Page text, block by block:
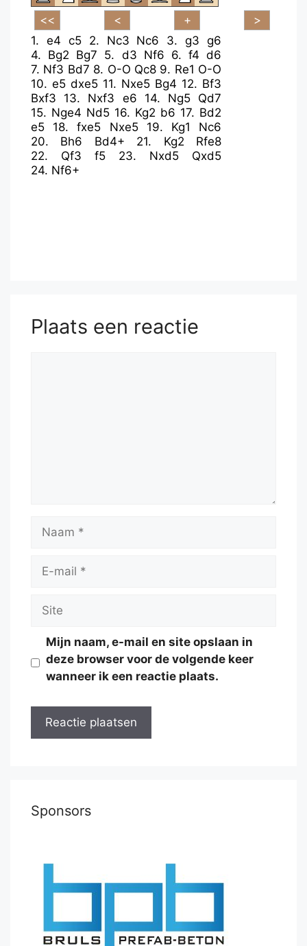
1. e4 c5 2. Nc3 Nc6 3.g3 g6
4. Bg2 Bg7 5. d3 Nf6 6. f4 d6
7. Nf3 Bd7 8. O-O Qc8 9. Re1 O-O
10. e5 dxe5 11. Nxe5 Bg4 12. Bf3
Bxf3
13. Nxf3 e6 14. Ng5
Qd7
15. Nge4 Nd5 16. Kg2 b6 17. Bd2
e5
18.fxe5 Nxe5 19. Kg1
Nc6
20. Bh6 Bd4+ 21. Kg2
Rfe8
22. Qf3 f5 23. Nxd5
Qxd5
24. Nf6+
Plaats een reactie
Naam
Site
Mijn naam, e-mail en site opslaan in
deze browser voor de volgende keer
wanneer ik een reactie plaats.
Sponsors